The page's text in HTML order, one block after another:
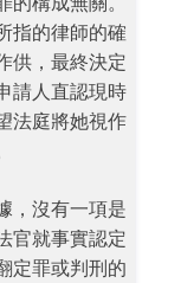
指的律師的確
供，最終決定
請人直認現時
法庭將她視作
，沒有一項是
官就事實認定
定罪或判刑的